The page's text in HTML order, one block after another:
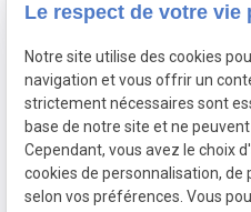
Mentions légales
Le respect de votre vie
Notre site utilise des cookies
navigation et vous offrir un
strictement nécessaires sont
base de notre site et ne
Cependant, vous avez le choix
cookies de personnalisation,
selon vos préférences. Vous